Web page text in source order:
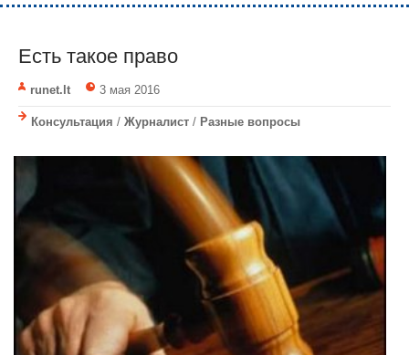
Есть такое право
runet.lt 3 мая 2016
Консультация / Журналист / Разные вопросы